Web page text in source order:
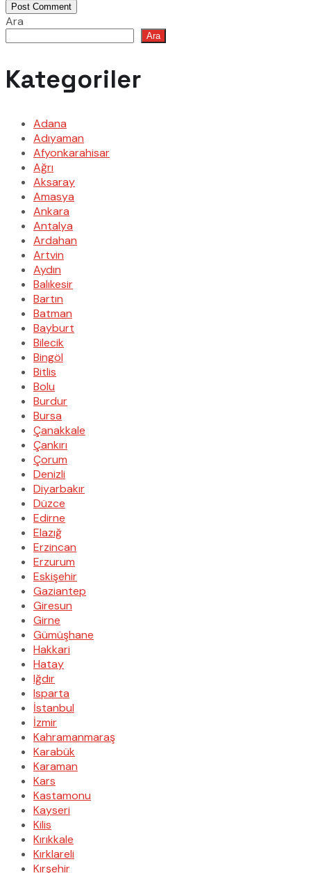
Post Comment
Ara
Ara
Kategoriler
Adana
Adıyaman
Afyonkarahisar
Ağrı
Aksaray
Amasya
Ankara
Antalya
Ardahan
Artvin
Aydın
Balıkesir
Bartın
Batman
Bayburt
Bilecik
Bingöl
Bitlis
Bolu
Burdur
Bursa
Çanakkale
Çankırı
Çorum
Denizli
Diyarbakır
Düzce
Edirne
Elazığ
Erzincan
Erzurum
Eskişehir
Gaziantep
Giresun
Girne
Gümüşhane
Hakkari
Hatay
Iğdır
Isparta
İstanbul
İzmir
Kahramanmaraş
Karabük
Karaman
Kars
Kastamonu
Kayseri
Kilis
Kırıkkale
Kırklareli
Kırşehir